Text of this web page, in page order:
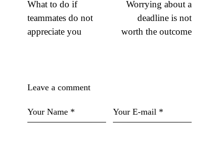
What to do if
teammates do not
appreciate you
Worrying about a
deadline is not
worth the outcome
Leave a comment